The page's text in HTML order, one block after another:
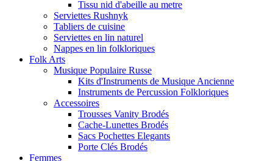
Tissu nid d'abeille au metre
Serviettes Rushnyk
Tabliers de cuisine
Serviettes en lin naturel
Nappes en lin folkloriques
Folk Arts
Musique Populaire Russe
Kits d'Instruments de Musique Ancienne
Instruments de Percussion Folkloriques
Accessoires
Trousses Vanity Brodés
Cache-Lunettes Brodés
Sacs Pochettes Elegants
Porte Clés Brodés
Femmes